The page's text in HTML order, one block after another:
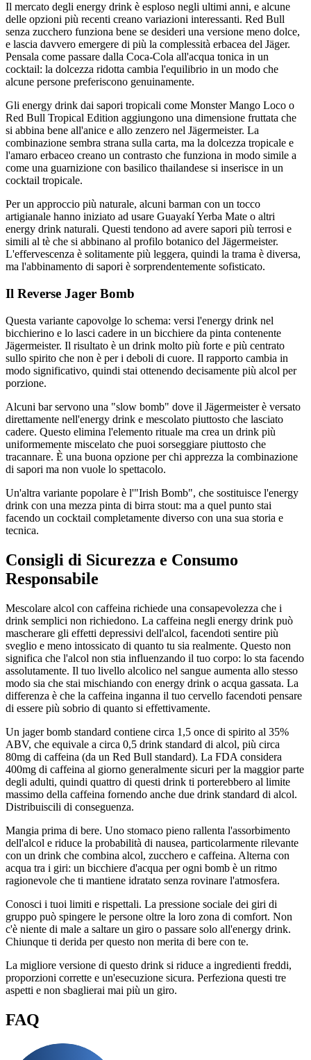
Il mercato degli energy drink è esploso negli ultimi anni, e alcune
delle opzioni più recenti creano variazioni interessanti. Red Bull
senza zucchero funziona bene se desideri una versione meno dolce,
e lascia davvero emergere di più la complessità erbacea del Jäger.
Pensala come passare dalla Coca-Cola all'acqua tonica in un
cocktail: la dolcezza ridotta cambia l'equilibrio in un modo che
alcune persone preferiscono genuinamente.
Gli energy drink dai sapori tropicali come Monster Mango Loco o
Red Bull Tropical Edition aggiungono una dimensione fruttata che
si abbina bene all'anice e allo zenzero nel Jägermeister. La
combinazione sembra strana sulla carta, ma la dolcezza tropicale e
l'amaro erbaceo creano un contrasto che funziona in modo simile a
come una guarnizione con basilico thailandese si inserisce in un
cocktail tropicale.
Per un approccio più naturale, alcuni barman con un tocco
artigianale hanno iniziato ad usare Guayakí Yerba Mate o altri
energy drink naturali. Questi tendono ad avere sapori più terrosi e
simili al tè che si abbinano al profilo botanico del Jägermeister.
L'effervescenza è solitamente più leggera, quindi la trama è diversa,
ma l'abbinamento di sapori è sorprendentemente sofisticato.
Il Reverse Jager Bomb
Questa variante capovolge lo schema: versi l'energy drink nel
bicchierino e lo lasci cadere in un bicchiere da pinta contenente
Jägermeister. Il risultato è un drink molto più forte e più centrato
sullo spirito che non è per i deboli di cuore. Il rapporto cambia in
modo significativo, quindi stai ottenendo decisamente più alcol per
porzione.
Alcuni bar servono una "slow bomb" dove il Jägermeister è versato
direttamente nell'energy drink e mescolato piuttosto che lasciato
cadere. Questo elimina l'elemento rituale ma crea un drink più
uniformemente miscelato che puoi sorseggiare piuttosto che
tracannare. È una buona opzione per chi apprezza la combinazione
di sapori ma non vuole lo spettacolo.
Un'altra variante popolare è l'"Irish Bomb", che sostituisce l'energy
drink con una mezza pinta di birra stout: ma a quel punto stai
facendo un cocktail completamente diverso con una sua storia e
tecnica.
Consigli di Sicurezza e Consumo
Responsabile
Mescolare alcol con caffeina richiede una consapevolezza che i
drink semplici non richiedono. La caffeina negli energy drink può
mascherare gli effetti depressivi dell'alcol, facendoti sentire più
sveglio e meno intossicato di quanto tu sia realmente. Questo non
significa che l'alcol non stia influenzando il tuo corpo: lo sta facendo
assolutamente. Il tuo livello alcolico nel sangue aumenta allo stesso
modo sia che stai mischiando con energy drink o acqua gassata. La
differenza è che la caffeina inganna il tuo cervello facendoti pensare
di essere più sobrio di quanto si effettivamente.
Un jager bomb standard contiene circa 1,5 once di spirito al 35%
ABV, che equivale a circa 0,5 drink standard di alcol, più circa
80mg di caffeina (da un Red Bull standard). La FDA considera
400mg di caffeina al giorno generalmente sicuri per la maggior parte
degli adulti, quindi quattro di questi drink ti porterebbero al limite
massimo della caffeina fornendo anche due drink standard di alcol.
Distribuiscili di conseguenza.
Mangia prima di bere. Uno stomaco pieno rallenta l'assorbimento
dell'alcol e riduce la probabilità di nausea, particolarmente rilevante
con un drink che combina alcol, zucchero e caffeina. Alterna con
acqua tra i giri: un bicchiere d'acqua per ogni bomb è un ritmo
ragionevole che ti mantiene idratato senza rovinare l'atmosfera.
Conosci i tuoi limiti e rispettali. La pressione sociale dei giri di
gruppo può spingere le persone oltre la loro zona di comfort. Non
c'è niente di male a saltare un giro o passare solo all'energy drink.
Chiunque ti derida per questo non merita di bere con te.
La migliore versione di questo drink si riduce a ingredienti freddi,
proporzioni corrette e un'esecuzione sicura. Perfeziona questi tre
aspetti e non sbaglierai mai più un giro.
FAQ